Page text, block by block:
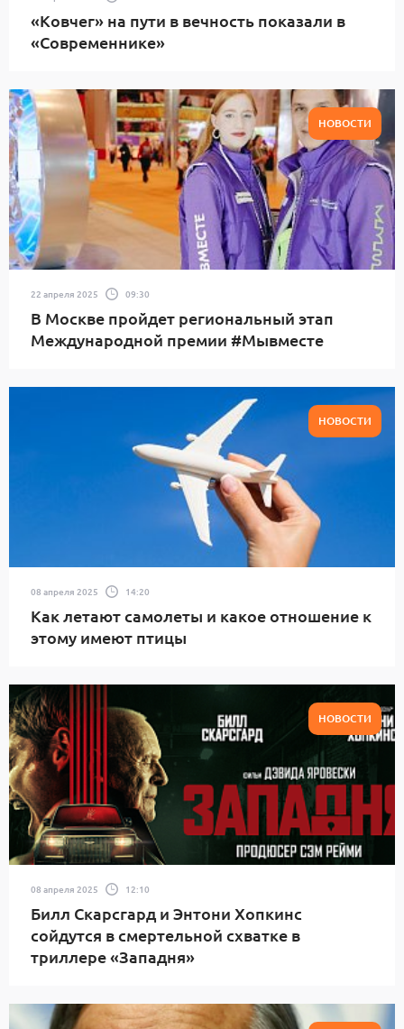
«Ковчег» на пути в вечность показали в
«Современнике»
НОВОСТИ
22 апреля 2025 09:30
В Москве пройдет региональный этап
Международной премии #Мывместе
НОВОСТИ
08 апреля 2025 14:20
Как летают самолеты и какое отношение к
этому имеют птицы
НОВОСТИ
08 апреля 2025 12:10
Билл Скарсгард и Энтони Хопкинс
сойдутся в смертельной схватке в
триллере «Западня»